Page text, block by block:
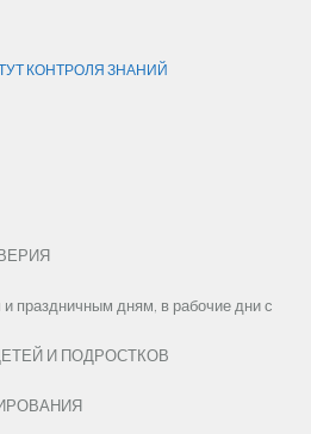
КОНТРОЛЯ ЗНАНИЙ
праздничным дням, в рабочие дни с
И ПОДРОСТКОВ